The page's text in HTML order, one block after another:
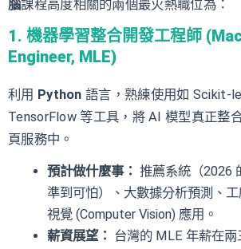
腦課程高度相關的兩個最火熱職位為：
1. 機器學習整合開發工程師
Engineer, MLE)
利用 Python 語言，熟練使用如 Scikit-
TensorFlow 等工具，將 AI 模型真正整
頁服務中。
預計做什麼事： 推薦系統（2026
準到可怕）、大數據分析預測、
視覺 (Computer Vision) 應用。
薪資展望： 台灣的 MLE 年薪在